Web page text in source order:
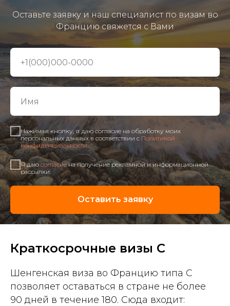
Оставьте заявку и наш специалист по визам во
Францию свяжется с Вами
Нажимая кнопку, я даю согласие на обработку моих
персональных данных в соответствии с Политикой
конфиденциальности.
Я даюсогласиена получение рекламной и информационной
рассылки.
Оставить заявку
Краткосрочные визы C
Шенгенская виза во Францию типа C
позволяет оставаться в стране не более
90 дней в течение 180. Сюда входит: